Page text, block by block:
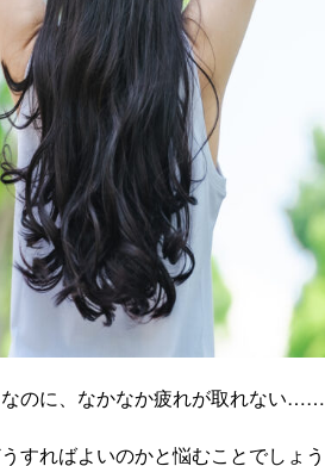
のに、なかなか疲れが取れない……
すればよいのかと悩むことでしょう